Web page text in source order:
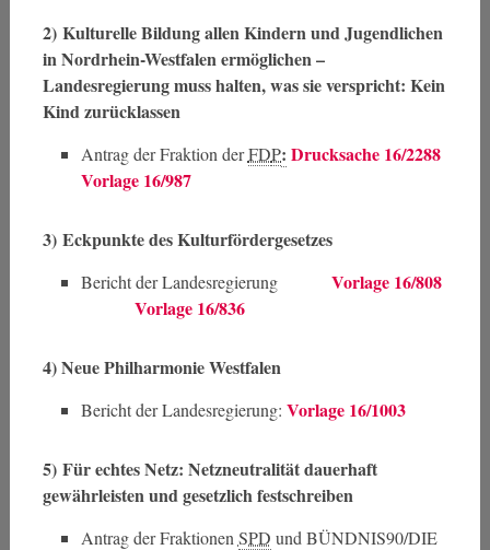
2) Kulturelle Bildung allen Kindern und Jugendlichen
in Nordrhein-Westfalen ermöglichen –
Landesregierung muss halten, was sie verspricht: Kein
Kind zurücklassen
Antrag der Fraktion derFDP: Drucksache 16/2288
Vorlage 16/987
3) Eckpunkte des Kulturfördergesetzes
Bericht der Landesregierung
Vorlage 16/808
Vorlage 16/836
4)Neue Philharmonie Westfalen
Bericht der Landesregierung: Vorlage 16/1003
5) Für echtes Netz: Netzneutralität dauerhaft
gewährleisten und gesetzlich festschreiben
Antrag der Fraktionen SPD und BÜNDNIS90/DIE